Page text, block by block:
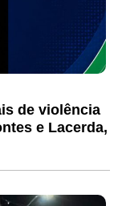
de violência
e Lacerda,